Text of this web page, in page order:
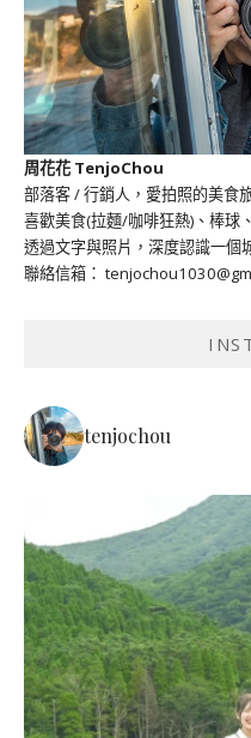
周花花 TenjoChou
部落客 / 行銷人，愛拍照的美食
喜歡美食(拉麵/咖啡狂熱)、棒球
透過文字與照片，深度認識一個
聯絡信箱：
tenjochou